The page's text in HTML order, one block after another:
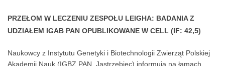
PRZEŁOM W LECZENIU ZESPOŁU LEIGHA: BADANIA Z
UDZIAŁEM IGAB PAN OPUBLIKOWANE W CELL (IF: 42,5)
Naukowcy z Instytutu Genetyki i Biotechnologii Zwierząt Polskiej
Akademii Nauk (IGBZ PAN, Jastrzębiec) informują na łamach